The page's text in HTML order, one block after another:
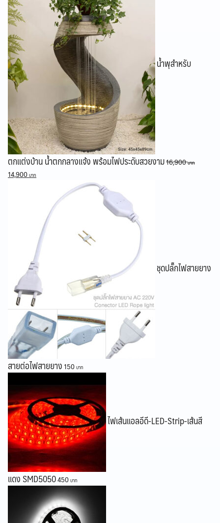
น้ำพุสำหรับ
ตกแต่งบ้าน น้ำตกกลางแจ้ง พร้อมไฟประดับสวยงาม16,900
Original
14,900
14,900 ฿.
ชุดปลั๊กไฟสายยาง
สายต่อไฟสายยาง 150
ไฟเส้นแอลอีดี-LED-Strip-เส้นสี
แดง SMD5050450